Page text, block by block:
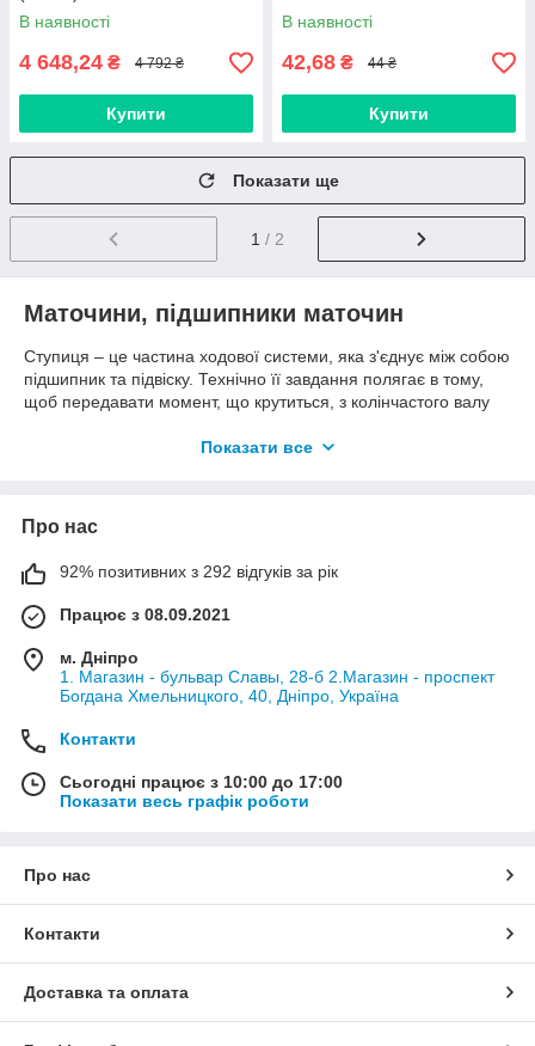
В наявності
4 648,24 ₴ 4 792 ₴
Купити
В наявності
42,68 ₴ 44 ₴
Купити
Показати ще
1 / 2
Маточини, підшипники маточин
Ступиця – це частина ходової системи, яка з'єднує між собою
підшипник та підвіску. Технічно її завдання полягає в тому,
щоб передавати момент, що крутиться, з колінчастого валу
чином маточина бере участь не тільки в русі автомобіля, але
цієї «екосистеми», адже якби не він, то колесо б не змогло
у вигляді всієї ваги автомобіля.
Будова маточини та підшипників
Як уже було зазначено, підшипник зазнає підвищених
навантажень під час руху авто, а особливо – при його
гальмуванні та прискоренні. Тому його якість є запорукою
належну увагу.
Переважно автомобілі оснащені підшипниками кочення, які
складаються з двох кілець (внутрішнього та зовнішнього) та
сепаратора. Класифікувати підшипники можна за тим, на яке
Показати все
Про нас
92% позитивних з 292 відгуків за рік
Працює з 08.09.2021
м. Дніпро
1. Магазин - бульвар Славы, 28-б 2.Магазин - проспект
Богдана Хмельницкого, 40, Дніпро, Україна
Контакти
Сьогодні працює з 10:00 до 17:00
Показати весь графік роботи
Про нас
Контакти
Доставка та оплата